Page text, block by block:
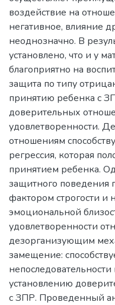
воздействие на
негативное, влияние
неоднозначно. В
установлено, что и у
благоприятно на
защита по типу
принятию ребенка с
доверительных
удовлетворенности.
отношениям
регрессия, которая
принятием ребенка.
защитного поведения
фактором строгости и
эмоциональной
удовлетворенности
дезорганизующим
замещение:
установлению
с ЗПР. Проведенный